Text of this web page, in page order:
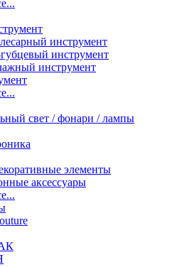
инструмент
инструмент
инструмент
свет / фонари / лампы
элементы
аксессуары